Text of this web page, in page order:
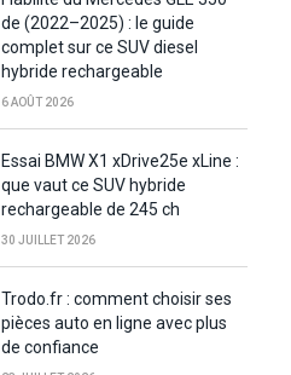
de (2022–2025) : le guide
complet sur ce SUV diesel
hybride rechargeable
6 AOÛT 2026
Essai BMW X1 xDrive25e xLine :
que vaut ce SUV hybride
rechargeable de 245 ch
30 JUILLET 2026
Trodo.fr : comment choisir ses
pièces auto en ligne avec plus
de confiance